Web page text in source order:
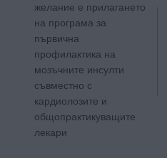
желание е прилагането
на програма за
първична
профилактика на
мозъчните инсулти
съвместно с
кардиолозите и
общопрактикуващите
лекари